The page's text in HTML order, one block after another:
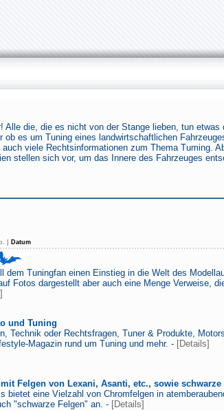
die, die es nicht von der Stange lieben, tun
es um Tuning eines landwirtschaftlichen
viele Rechtsinformationen zum Thema Tuming.
stellen sich vor, um das Innere des Fahrzeuges
Datum
dem Tuningfan einen Einstieg in die Welt des
Fotos dargestellt aber auch eine Menge Verweise,
und Tuning
Technik oder Rechtsfragen, Tuner & Produkte,
Magazin rund um Tuning und mehr. - [Details]
Felgen von Lexani, Asanti, etc., sowie schwarze
bietet eine Vielzahl von Chromfelgen in
"schwarze Felgen" an. - [Details]